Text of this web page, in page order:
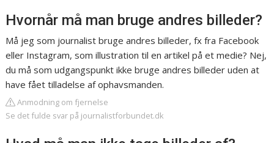
Hvornår må man bruge andres billeder?
Må jeg som journalist bruge andres billeder, fx fra Facebook
eller Instagram, som illustration til en artikel på et medie? Nej,
du må som udgangspunkt ikke bruge andres billeder uden at
have fået tilladelse af ophavsmanden.
Anmodning om fjernelse
Se det fulde svar på journalistforbundet.dk